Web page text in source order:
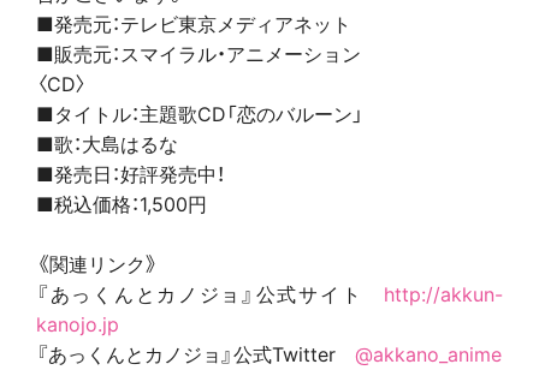
■発売元：テレビ東京メディアネット
■販売元：スマイラル・アニメーション
〈CD〉
■タイトル：主題歌CD「恋のバルーン」
■歌：大島はるな
■発売日：好評発売中！
■税込価格：1,500円
《関連リンク》
『あっくんとカノジョ』公式サイト http://akkun-
kanojo.jp
『あっくんとカノジョ』公式Twitter @akkano_anime